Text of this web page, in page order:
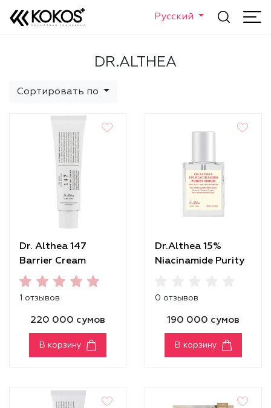
Русский
DR.ALTHEA
Сортировать по
Dr. Althea 147
Barrier Cream
1 отзывов
220 000 сумов
В корзину
Dr.Althea 15%
Niacinamide Purity
0 отзывов
190 000 сумов
В корзину